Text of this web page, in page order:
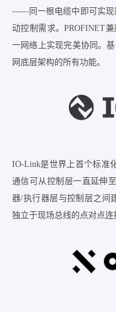
——同一根电缆中即可实现
动控制需求。PROFINET
一网络上实现完美协同。
网底层架构的所有功能。
IO-Link是世界上首个标准
通信可从控制层一直延伸
器/执行器层与控制层之间
独立于现场总线的点对点连